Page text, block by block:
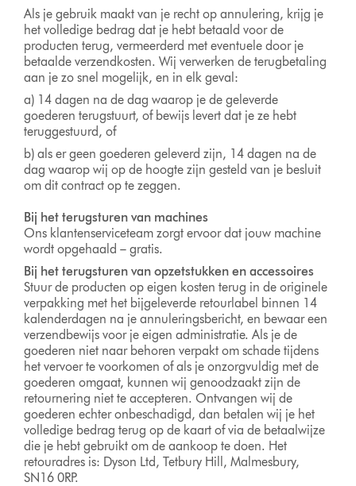
Als je gebruik maakt van je recht op annulering, krijg je
het volledige bedrag dat je hebt betaald voor de
producten terug, vermeerderd met eventuele door je
betaalde verzendkosten. Wij verwerken de terugbetaling
aan je zo snel mogelijk, en in elk geval:
a) 14 dagen na de dag waarop je de geleverde
goederen terugstuurt, of bewijs levert dat je ze hebt
teruggestuurd, of
b) als er geen goederen geleverd zijn, 14 dagen na de
dag waarop wij op de hoogte zijn gesteld van je besluit
om dit contract op te zeggen.
Bij het terugsturen van machines
Ons klantenserviceteam zorgt ervoor dat jouw machine
wordt opgehaald – gratis.
Bij het terugsturen van opzetstukken en accessoires
Stuur de producten op eigen kosten terug in de originele
verpakking met het bijgeleverde retourlabel binnen 14
kalenderdagen na je annuleringsbericht, en bewaar een
verzendbewijs voor je eigen administratie. Als je de
goederen niet naar behoren verpakt om schade tijdens
het vervoer te voorkomen of als je onzorgvuldig met de
goederen omgaat, kunnen wij genoodzaakt zijn de
retournering niet te accepteren. Ontvangen wij de
goederen echter onbeschadigd, dan betalen wij je het
volledige bedrag terug op de kaart of via de betaalwijze
die je hebt gebruikt om de aankoop te doen. Het
retouradres is: Dyson Ltd, Tetbury Hill, Malmesbury,
SN16 0RP.